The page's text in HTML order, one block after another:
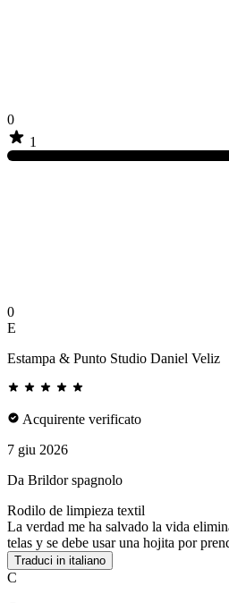
0
1
0
E
Estampa & Punto Studio Daniel Veliz
Acquirente verificato
7 giu 2026
Da Brildor spagnolo
Rodilo de limpieza textil
La verdad me ha salvado la vida
telas y se debe usar una hojita por
Traduci in italiano
C